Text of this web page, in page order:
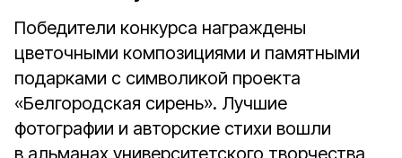
Победители конкурса награждены
цветочными композициями и памятными
подарками с символикой проекта
«Белгородская сирень». Лучшие
фотографии и авторские стихи вошли
в альманах университетского творчества